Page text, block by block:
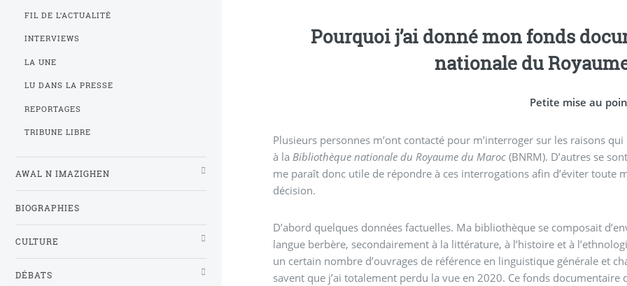
Pourquoi j’ai donné mon fonds documentaire à
nationale du
Petite mise au
Plusieurs personnes m’ont contacté pour m’interroger sur les raisons
à la Bibliothèque nationale du Royaume du Maroc (BNRM). D’autres se
me paraît donc utile de répondre à ces interrogations afin d’éviter
décision.
D’abord quelques données factuelles. Ma bibliothèque se composait
langue berbère, secondairement à la littérature, à l’histoire et à
un certain nombre d’ouvrages de référence en linguistique générale et
savent que j’ai totalement perdu la vue en 2020. Ce fonds
FIL DE L’ACTUALITÉ
INTERVIEWS
LA UNE
LU DANS LA PRESSE
REPORTAGES
TRIBUNE LIBRE
AWAL N IMAZIGHEN
BIOGRAPHIES
CULTURE
DÉBATS